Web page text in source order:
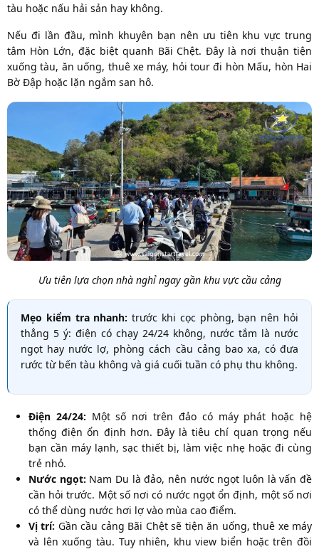
tàu hoặc nấu hải sản hay không.
Nếu đi lần đầu, mình khuyên bạn nên ưu tiên khu vực trung
tâm Hòn Lớn, đặc biệt quanh Bãi Chệt. Đây là nơi thuận tiện
xuống tàu, ăn uống, thuê xe máy, hỏi tour đi hòn Mấu, hòn Hai
Bờ Đập hoặc lặn ngắm san hô.
Ưu tiên lựa chọn nhà nghỉ ngay gần khu vực cầu cảng
Mẹo kiểm tra nhanh: trước khi cọc phòng, bạn nên hỏi
thẳng 5 ý: điện có chạy 24/24 không, nước tắm là nước
ngọt hay nước lợ, phòng cách cầu cảng bao xa, có đưa
rước từ bến tàu không và giá cuối tuần có phụ thu không.
Điện 24/24: Một số nơi trên đảo có máy phát hoặc hệ
thống điện ổn định hơn. Đây là tiêu chí quan trọng nếu
bạn cần máy lạnh, sạc thiết bị, làm việc nhẹ hoặc đi cùng
trẻ nhỏ.
Nước ngọt: Nam Du là đảo, nên nước ngọt luôn là vấn đề
cần hỏi trước. Một số nơi có nước ngọt ổn định, một số nơi
có thể dùng nước hơi lợ vào mùa cao điểm.
Vị trí: Gần cầu cảng Bãi Chệt sẽ tiện ăn uống, thuê xe máy
và lên xuống tàu. Tuy nhiên, khu view biển hoặc trên đồi